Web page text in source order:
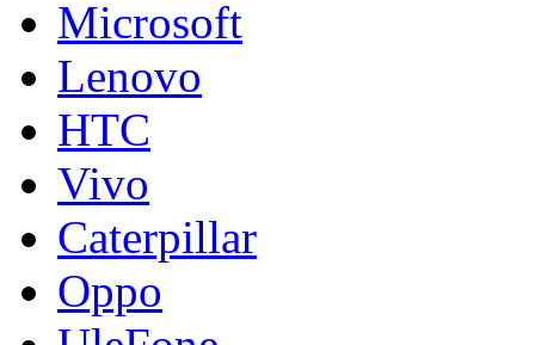
Microsoft
Lenovo
HTC
Vivo
Caterpillar
Oppo